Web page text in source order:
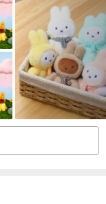
made for the new
of